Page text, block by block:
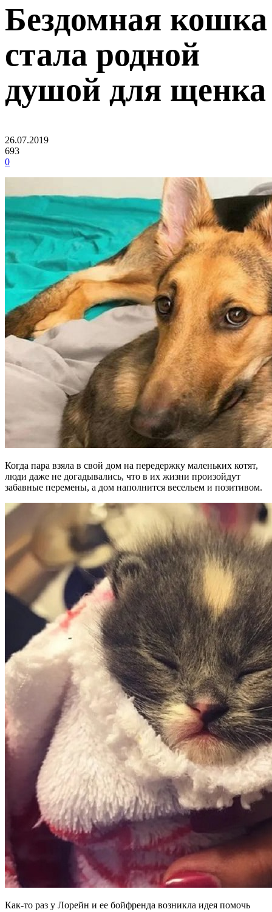
Бездомная кошка
стала родной
душой для щенка
26.07.2019
693
0
Когда пара взяла в свой дом на передержку маленьких котят,
люди даже не догадывались, что в их жизни произойдут
забавные перемены, а дом наполнится весельем и позитивом.
Как-то раз у Лорейн и ее бойфренда возникла идея помочь